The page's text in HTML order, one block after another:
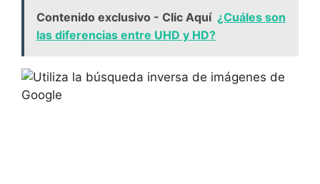
Contenido exclusivo - Clic Aquí ¿Cuáles son
las diferencias entre UHD y HD?